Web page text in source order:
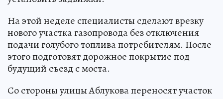
На этой неделе специалисты сделают врезку
нового участка газопровода без отключения
подачи голубого топлива потребителям. После
этого подготовят дорожное покрытие под
будущий съезд с моста.
Со стороны улицы Аблукова переносят участок